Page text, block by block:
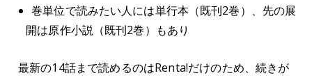
巻単位で読みたい人には単行本（既刊2巻）、先の展
開は原作小説（既刊2巻）もあり
最新の14話まで読めるのはRenta!だけのため、続きが